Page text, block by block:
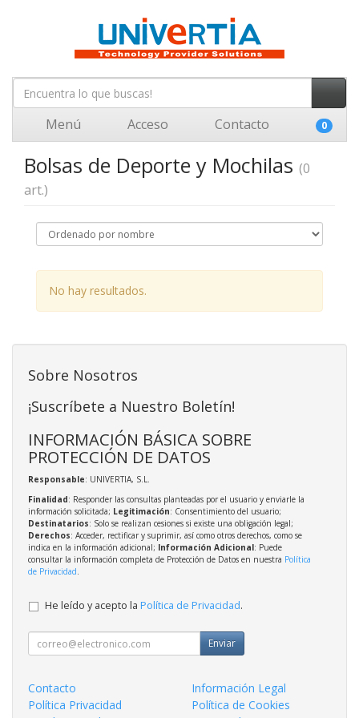
Menú Acceso Contacto 0
Bolsas de Deporte y Mochilas (0
art.)
No hay resultados.
Sobre Nosotros
¡Suscríbete a Nuestro Boletín!
INFORMACIÓN BÁSICA SOBRE
PROTECCIÓN DE DATOS
Responsable: UNIVERTIA, S.L.
Finalidad: Responder las consultas planteadas por el usuario y enviarle la
información solicitada; Legitimación: Consentimiento del usuario;
Destinatarios: Solo se realizan cesiones si existe una obligación legal;
Derechos: Acceder, rectificar y suprimir, así como otros derechos, como se
indica en la información adicional; Información Adicional: Puede
consultar la información completa de Protección de Datos en nuestra Política
de Privacidad.
He leído y acepto la Política de Privacidad.
Enviar
Contacto
Información Legal
Política Privacidad
Política de Cookies